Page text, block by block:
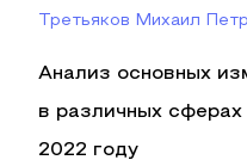
Третьяков Михаил
Анализ основных
в различных
2022 году